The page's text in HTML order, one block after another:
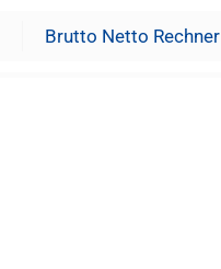
Brutto Netto Rechner